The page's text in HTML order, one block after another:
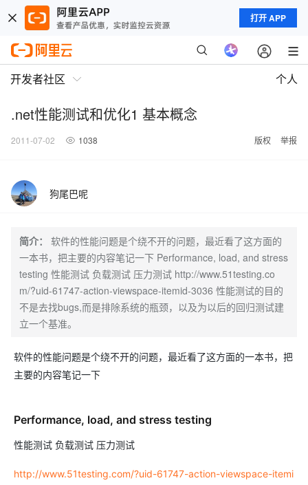
打开 APP
开发者社区 个人
.net性能测试和优化1 基本概念
2011-07-02 1038 版权 举报
狗尾巴呢
简介：
软件的性能问题是个绕不开的问题，最近看了这方面的
一本书，把主要的内容笔记一下 Performance, load, and stress
testing 性能测试 负载测试 压力测试 http://www.51testing.co
m/?uid-61747-action-viewspace-itemid-3036 性能测试的目的
不是去找bugs,而是排除系统的瓶颈，以及为以后的回归测试建
立一个基准。
软件的性能问题是个绕不开的问题，最近看了这方面的一本书，把
主要的内容笔记一下
Performance, load, and stress testing
性能测试 负载测试 压力测试
http://www.51testing.com/?uid-61747-action-viewspace-itemi